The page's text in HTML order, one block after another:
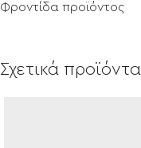
Φροντίδα προϊόντος
Σχετικά προϊόντα